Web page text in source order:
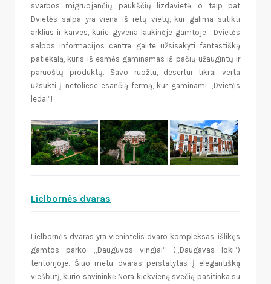
svarbos migruojančių paukščių lizdavietė, o taip pat
Dvietės salpa yra viena iš retų vietų, kur galima sutikti
arklius ir karves, kurie gyvena laukinėje gamtoje. Dvietės
salpos informacijos centre galite užsisakyti fantastišką
patiekalą, kuris iš esmės gaminamas iš pačių užaugintų ir
paruoštų produktų. Savo ruožtu, desertui tikrai verta
užsukti į netoliese esančią fermą, kur gaminami „Dvietės
ledai“!
Lielbornės dvaras
Lielbornės dvaras yra vienintelis dvaro kompleksas, išlikęs
gamtos parko „Dauguvos vingiai“ („Daugavas loki“)
teritorijoje. Šiuo metu dvaras perstatytas į elegantišką
viešbutį, kurio savininkė Nora kiekvieną svečią pasitinka su